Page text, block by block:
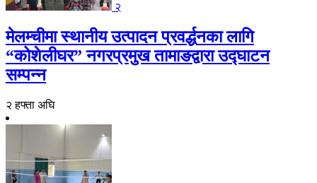
२
मेलम्चीमा स्थानीय उत्पादन प्रवर्द्धनका लागि
“कोशेलीघर” नगरप्रमुख तामाङद्वारा उद्घाटन
सम्पन्न
२ हफ्ता अघि